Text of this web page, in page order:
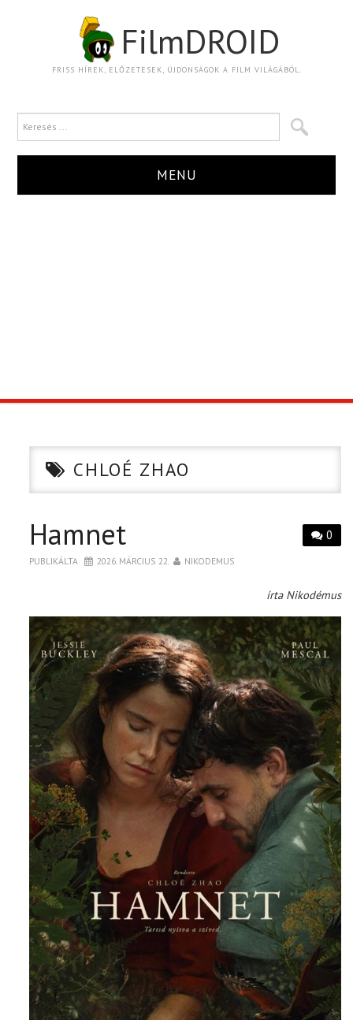
FilmDROID
FRISS HÍREK, ELŐZETESEK, ÚJDONSÁGOK A FILM VILÁGÁBÓL.
MENU
CIKK
PÓLÓ RENDELÉS
CHLOÉ ZHAO
0
Hamnet
PUBLIKÁLTA 2026. MÁRCIUS 22. NIKODEMUS
írta Nikodémus